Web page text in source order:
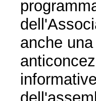
anche